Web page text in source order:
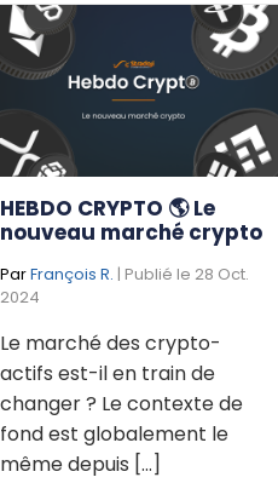
HEBDO CRYPTO 🌎 Le
nouveau marché crypto
ParFrançois R. | Publié le 28 Oct.
2024
Le marché des crypto-
actifs est-il en train de
changer ? Le contexte de
fond est globalement le
même depuis [...]